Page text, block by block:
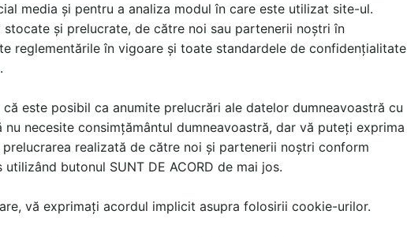
și serviciile pe SpatiulConstruit.ro!
media și pentru a analiza modul în care este utilizat site-ul.
și prelucrate, de către noi sau partenerii noștri în
reglementările în vigoare și toate standardele de confidențialitate
este posibil ca anumite prelucrări ale datelor dumneavoastră cu
nu necesite consimțământul dumneavoastră, dar vă puteți exprima
realizată de către noi și partenerii noștri conform
butonul SUNT DE ACORD de mai jos.
vă exprimați acordul implicit asupra folosirii cookie-urilor.